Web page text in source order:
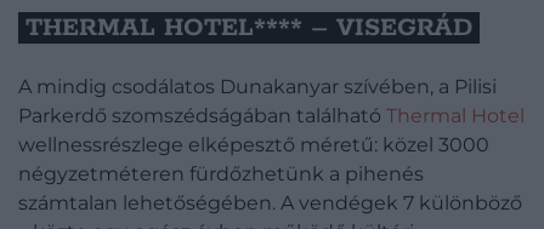
THERMAL HOTEL**** – VISEGRÁD
A mindig csodálatos Dunakanyar szívében, a Pilisi
Parkerdő szomszédságában található Thermal Hotel
wellnessrészlege elképesztő méretű: közel 3000
négyzetméteren fürdőzhetünk a pihenés
számtalan lehetőségében. A vendégek 7 különböző